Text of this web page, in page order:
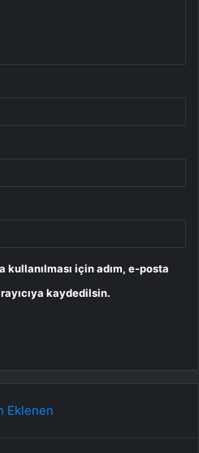
kullanılması için adım, e-posta
kaydedilsin.
Eklenen